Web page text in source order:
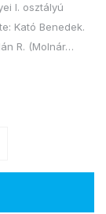
I. osztályú
Kató Benedek.
R. (Molnár…